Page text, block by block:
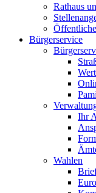
Rathaus
Bürgerservice
Ihr
Wahlen